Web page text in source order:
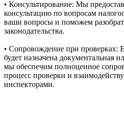
• Консультирование: Мы
консультацию по вопросам
ваши вопросы и поможем
законодательства.
• Сопровождение при проверках:
будет назначена документальная
мы обеспечим полноценное
процесс проверки и
инспекторами.